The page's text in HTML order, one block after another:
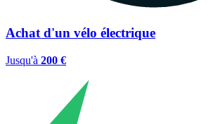
Achat d'un vélo électrique
Jusqu'à 200 €